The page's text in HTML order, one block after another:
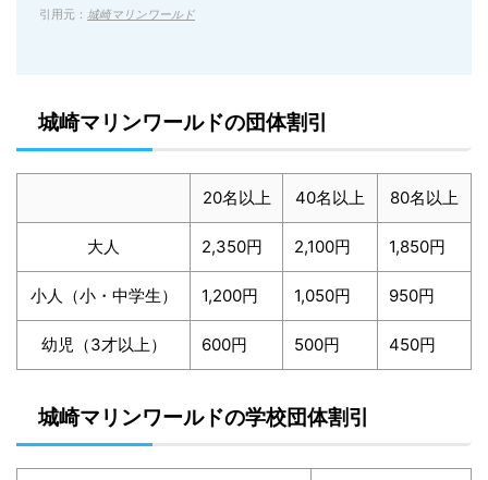
引用元： 城崎マリンワールド
城崎マリンワールドの団体割引
20名以上 40名以上 80名以上
大人 2,350円 2,100円 1,850円
小人（小・中学生） 1,200円 1,050円 950円
幼児（3才以上） 600円 500円 450円
城崎マリンワールドの学校団体割引